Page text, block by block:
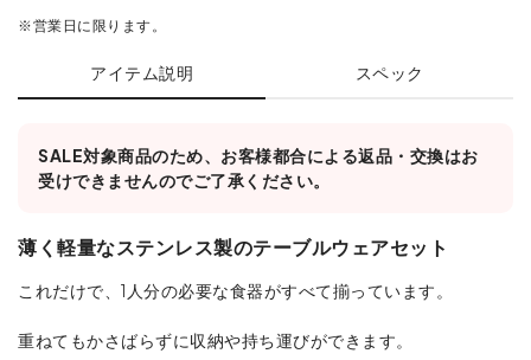
※営業日に限ります。
アイテム説明 スペック
SALE対象商品のため、お客様都合による返品・交換はお
受けできませんのでご了承ください。
薄く軽量なステンレス製のテーブルウェアセット
これだけで、1人分の必要な食器がすべて揃っています。
重ねてもかさばらずに収納や持ち運びができます。